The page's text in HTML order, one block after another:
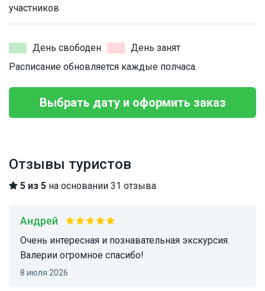
участников
День свободен
День занят
Расписание обновляется каждые полчаса.
Выбрать дату и оформить заказ
Отзывы туристов
5 из 5 на основании 31 отзыва
Андрей
Очень интересная и познавательная экскурсия.
Валерии огромное спасибо!
8 июля 2026